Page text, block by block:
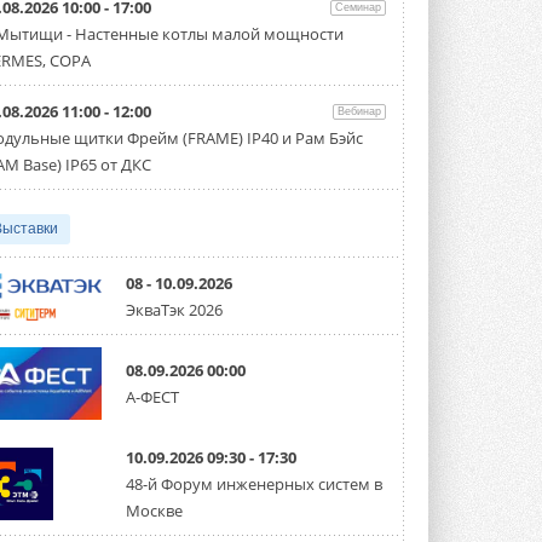
Организатором выступил торгово-
производственный холдинг ...
ЦОД с плотностью 54 кВт на
стойку
Испытания прошли на собственной
производственной площадке и были ...
3 АВГУСТА 2026
систему DVM на R32
Линейка включает семь типоразмеров
производительностью от 22,4 до 56 кВт.
Суммарная длина трубопроводов ...
3 АВГУСТА 2026
«СиСофт Девелопмент» подвел
итоги конкурса студенческих
стартует уже в сентябре 2026 года ...
3 АВГУСТА 2026
«Русклимат» укрепляет
10:00 - 17:00 Семинар
- Настенные котлы малой мощности
COPA
11:00 - 12:00 Вебинар
щитки Фрейм (FRAME) IP40 и Рам Бэйс
Base) IP65 от ДКС
08 - 10.09.2026
ЭкваТэк 2026
08.09.2026 00:00
А-ФЕСТ
10.09.2026 09:30 - 17:30
48-й Форум инженерных систем в
Москве